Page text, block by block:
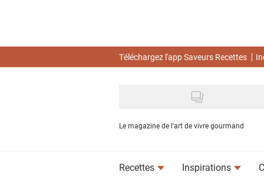
Téléchargez l'app Saveurs Recettes
Le magazine de l'art de vivre gourmand
Recettes Inspirations